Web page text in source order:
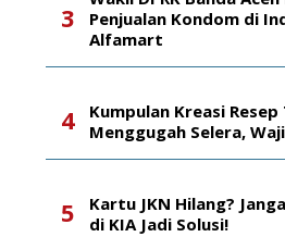
Penjualan Kondom di
Alfamart
Kumpulan Kreasi
Menggugah Selera,
Kartu JKN Hilang?
di KIA Jadi Solusi!